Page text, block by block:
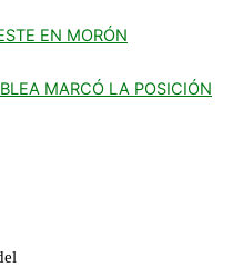
EN MORÓN
MARCÓ LA POSICIÓN